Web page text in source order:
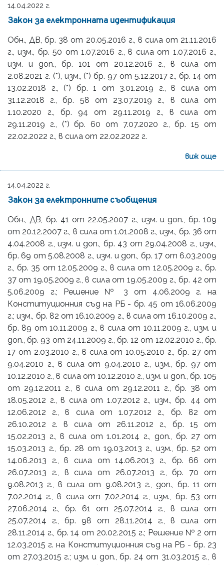
14.04.2022 г.
Закон за електронната идентификация
Обн., ДВ, бр. 38 от 20.05.2016 г., в сила от 21.11.2016
г., изм., бр. 50 от 1.07.2016 г., в сила от 1.07.2016 г.,
изм. и доп., бр. 101 от 20.12.2016 г., в сила от
2.08.2021 г. (*), изм., (*) бр. 97 от 5.12.2017 г., бр. 14 от
13.02.2018 г., (*) бр. 1 от 3.01.2019 г., в сила от
31.12.2018 г., бр. 58 от 23.07.2019 г., в сила от
1.10.2020 г., бр. 94 от 29.11.2019 г., в сила от
29.11.2019 г., (*) бр. 60 от 7.07.2020 г., бр. 15 от
22.02.2022 г., в сила от 22.02.2022 г.
виж още
14.04.2022 г.
Закон за електронните съобщения
Обн., ДВ, бр. 41 от 22.05.2007 г., изм. и доп., бр. 109
от 20.12.2007 г., в сила от 1.01.2008 г., изм., бр. 36 от
4.04.2008 г., изм. и доп., бр. 43 от 29.04.2008 г., изм.,
бр. 69 от 5.08.2008 г., изм. и доп., бр. 17 от 6.03.2009
г., бр. 35 от 12.05.2009 г., в сила от 12.05.2009 г., бр.
37 от 19.05.2009 г., в сила от 19.05.2009 г., бр. 42 от
5.06.2009 г.; Решение № 3 от 4.06.2009 г. на
Конституционния съд на РБ - бр. 45 от 16.06.2009
г.; изм., бр. 82 от 16.10.2009 г., в сила от 16.10.2009 г.,
бр. 89 от 10.11.2009 г., в сила от 10.11.2009 г., изм. и
доп., бр. 93 от 24.11.2009 г., бр. 12 от 12.02.2010 г., бр.
17 от 2.03.2010 г., в сила от 10.05.2010 г., бр. 27 от
9.04.2010 г., в сила от 9.04.2010 г., изм., бр. 97 от
10.12.2010 г., в сила от 10.12.2010 г., изм. и доп., бр. 105
от 29.12.2011 г., в сила от 29.12.2011 г., бр. 38 от
18.05.2012 г., в сила от 1.07.2012 г., изм., бр. 44 от
12.06.2012 г., в сила от 1.07.2012 г., бр. 82 от
26.10.2012 г. в сила от 26.11.2012 г., бр. 15 от
15.02.2013 г., в сила от 1.01.2014 г., доп., бр. 27 от
15.03.2013 г., бр. 28 от 19.03.2013 г., изм., бр. 52 от
14.06.2013 г., в сила от 14.06.2013 г., бр. 66 от
26.07.2013 г., в сила от 26.07.2013 г., бр. 70 от
9.08.2013 г., в сила от 9.08.2013 г., доп., бр. 11 от
7.02.2014 г., в сила от 7.02.2014 г., изм., бр. 53 от
27.06.2014 г., бр. 61 от 25.07.2014 г., в сила от
25.07.2014 г., бр. 98 от 28.11.2014 г., в сила от
28.11.2014 г., бр. 14 от 20.02.2015 г.; Решение № 2 от
12.03.2015 г. на Конституционния съд на РБ - бр. 23
от 27.03.2015 г.; изм. и доп., бр. 24 от 31.03.2015 г., в